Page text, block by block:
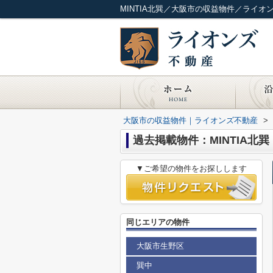
MINTIA北巽／大阪市の収益物件／ライオ
大阪市の収益物件｜ライオンズ不動産 >
過去掲載物件：MINTIA北巽
▼ご希望の物件をお探しします
同じエリアの物件
大阪市生野区
巽中